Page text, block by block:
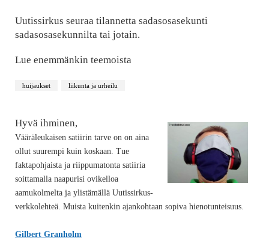
Uutissirkus seuraa tilannetta sadasosasekunti
sadasosasekunnilta tai jotain.
Lue enemmänkin teemoista
huijaukset liikunta ja urheilu
Hyvä ihminen,
Vääräleukaisen satiirin tarve on on aina
ollut suurempi kuin koskaan. Tue
faktapohjaista ja riippumatonta satiiria
soittamalla naapurisi ovikelloa
aamukolmelta ja ylistämällä Uutissirkus-
verkkolehteä. Muista kuitenkin ajankohtaan sopiva hienotunteisuus.
Gilbert Granholm